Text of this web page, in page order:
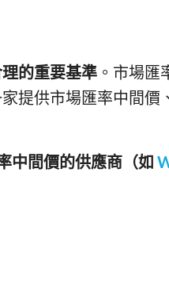
的重要基準 。市場匯
提供市場匯率中間價
中間價的供應商（如